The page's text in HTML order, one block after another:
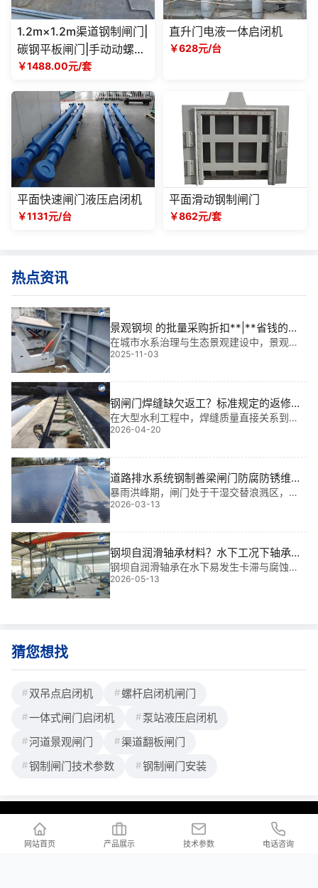
1.2m×1.2m渠道钢制闸门|
碳钢平板闸门|手动动螺杆
启闭机|农田灌溉排水阀门
￥1488.00元/套
直升门电液一体启闭机
￥628元/台
平面快速闸门液压启闭机
￥1131元/台
平面滑动钢制闸门
￥862元/套
热点资讯
景观钢坝 的批量采购折扣**|**省钱的工
程优选方案
在城市水系治理与生态景观建设中，景观钢
坝不仅是调节水位、提升防洪能力的关键设
施，更成为城市“会呼吸”的绿色名片。我从事
水利工程金属结构设计与现场安装已逾多
年，参与过多个大型项目，深知选对产品、
用
2025-11-03
钢闸门焊缝缺欠返工？标准规定的返修次
数与质量控制
在大型水利工程中，焊缝质量直接关系到闸
门能否安全启闭，而如何处理焊缝缺欠是现
场*头疼的问题。基于我 多年工程经验，针对
钢闸门焊缝缺欠返工及返修次数控制，我结
合实际案例为您解析其中的技术红线与应对
策
2026-04-20
道路排水系统钢制善梁闸门防腐防锈维护
方案
暴雨洪峰期，闸门处于干湿交替浪溅区，腐
蚀速率*快。涂层易剥落。方案采用重防腐体
系，增加富锌底漆厚度，抵御电化学腐蚀。
例如某市政项目，门叶维护周期从两年延至
五年。此外，对闲置井道，该道路排水系统
钢制善梁
2026-03-13
钢坝自润滑轴承材料？水下工况下轴承的
耐磨性与耐腐蚀性要求
钢坝自润滑轴承在水下易发生卡滞与腐蚀，
直接影响闸门启闭安全；基于我多年工程经
验，选材需兼顾低摩擦系数与抗海水侵蚀能
2026-05-13
猜您想找
双吊点启闭机
螺杆启闭机闸门
一体式闸门启闭机
泵站液压启闭机
河道景观闸门
渠道翻板闸门
钢制闸门技术参数
钢制闸门安装
联系我们
网站首页 产品展示 技术参数 电话咨询